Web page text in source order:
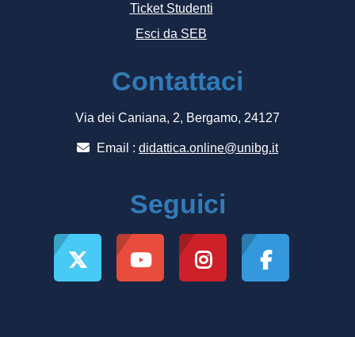
Ticket Studenti
Esci da SEB
Contattaci
Via dei Caniana, 2, Bergamo, 24127
Email : didattica.online@unibg.it
Seguici